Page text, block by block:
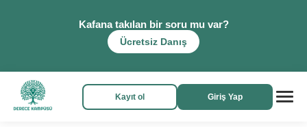
Kafana takılan bir soru mu var?
Ücretsiz Danış
Kayıt ol Giriş Yap